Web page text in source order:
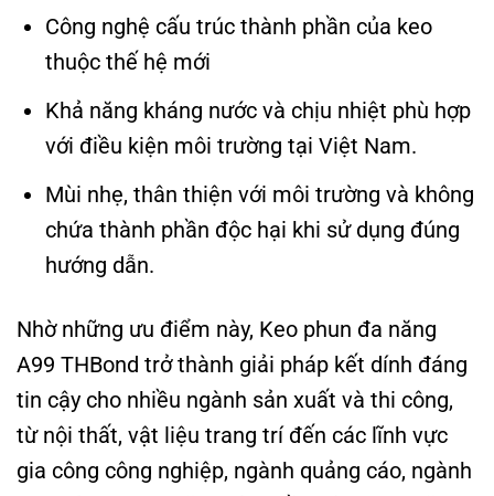
Công nghệ cấu trúc thành phần của keo
thuộc thế hệ mới
Khả năng kháng nước và chịu nhiệt phù hợp
với điều kiện môi trường tại Việt Nam.
Mùi nhẹ, thân thiện với môi trường và không
chứa thành phần độc hại khi sử dụng đúng
hướng dẫn.
Nhờ những ưu điểm này, Keo phun đa năng
A99 THBond trở thành giải pháp kết dính đáng
tin cậy cho nhiều ngành sản xuất và thi công,
từ nội thất, vật liệu trang trí đến các lĩnh vực
gia công công nghiệp, ngành quảng cáo, ngành